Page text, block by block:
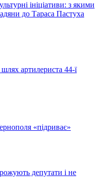
ініціативи: з якими
до Тараса Пастуха
артилериста 44-ї
«підриває»
депутати і не